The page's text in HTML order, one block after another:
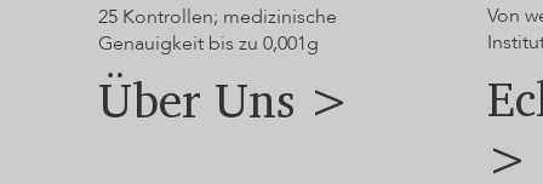
25 Kontrollen; medizinische
Genauigkeit bis zu 0,001g
Über Uns >
Von
>